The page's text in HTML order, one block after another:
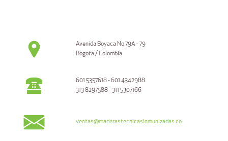
Avenida Boyaca No 79A - 79
Bogota / Colombia
601 5357618 - 601 4342988
313 8297588 - 311 5307166
ventas@maderastecnicasinmunizadas.co